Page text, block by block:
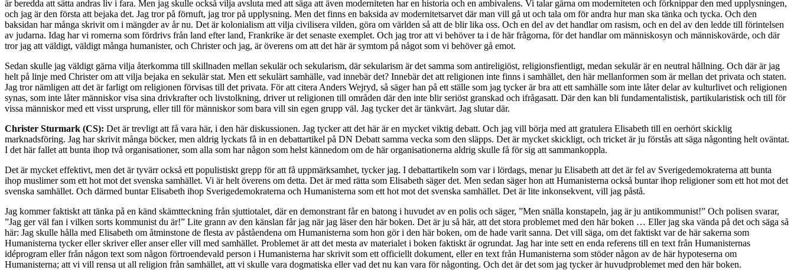
är beredda att sätta andras liv i fara. Men jag skulle också vilja avsluta med att säga att även moderniteten har en historia och en ambivalens. Vi talar gärna om moderniteten och förknippar den med upplysningen,
och jag är den första att bejaka det. Jag tror på förnuft, jag tror på upplysning. Men det finns en baksida av modernitetsarvet där man vill gå ut och tala om för andra hur man ska tänka och tycka. Och den
baksidan har många skrivit om i mängder av år nu. Det är kolonialism att vilja civilisera vilden, göra om världen så att de blir lika oss. Och en del av det handlar om rasism, och en del av den ledde till förintelsen
av judarna. Idag har vi romerna som fördrivs från land efter land, Frankrike är det senaste exemplet. Och jag tror att vi behöver ta i de här frågorna, för det handlar om människosyn och människovärde, och där
tror jag att väldigt, väldigt många humanister, och Christer och jag, är överens om att det här är symtom på något som vi behöver gå emot.
Sedan skulle jag väldigt gärna vilja återkomma till skillnaden mellan sekulär och sekularism, där sekularism är det samma som antireligiöst, religionsfientligt, medan sekulär är en neutral hållning. Och där är jag
helt på linje med Christer om att vilja bejaka en sekulär stat. Men ett sekulärt samhälle, vad innebär det? Innebär det att religionen inte finns i samhället, den här mellanformen som är mellan det privata och staten.
Jag tror nämligen att det är farligt om religionen förvisas till det privata. För att citera Anders Wejryd, så säger han på ett ställe som jag tycker är bra att ett samhälle som inte låter delar av kulturlivet och religionen
synas, som inte låter människor visa sina drivkrafter och livstolkning, driver ut religionen till områden där den inte blir seriöst granskad och ifrågasatt. Där den kan bli fundamentalistisk, partikularistisk och till för
vissa människor med ett visst ursprung, eller till för människor som bara vill sin egen grupp väl. Jag tycker det är tänkvärt. Jag slutar där.
Christer Sturmark (CS): Det är trevligt att få vara här, i den här diskussionen. Jag tycker att det här är en mycket viktig debatt. Och jag vill börja med att gratulera Elisabeth till en oerhört skicklig
marknadsföring. Jag har skrivit många böcker, men aldrig lyckats få in en debattartikel på DN Debatt samma vecka som den släpps. Det är mycket skickligt, och tricket är ju förstås att säga någonting helt oväntat.
I det här fallet att bunta ihop två organisationer, som alla som har någon som helst kännedom om de här organisationerna aldrig skulle få för sig att sammankoppla.
Det är mycket effektivt, men det är tyvärr också ett populistiskt grepp för att få uppmärksamhet, tycker jag. I debattartikeln som var i lördags, menar ju Elisabeth att det är fel av Sverigedemokraterna att bunta
ihop muslimer som ett hot mot det svenska samhället. Vi är helt överens om detta. Det är med rätta som Elisabeth säger det. Men sedan säger hon att Humanisterna också buntar ihop religioner som ett hot mot det
svenska samhället. Och därmed buntar Elisabeth ihop Sverigedemokraterna och Humanisterna som ett hot mot det svenska samhället. Det är lite inkonsekvent, vill jag påstå.
Jag kommer faktiskt att tänka på en känd skämtteckning från sjuttiotalet, där en demonstrant får en batong i huvudet av en polis och säger, ”Men snälla konstapeln, jag är ju antikommunist!” Och polisen svarar,
”Jag ger väl fan i vilken sorts kommunist du är!” Lite grann av den känslan får jag när jag läser den här boken. Det är ju så här, att det stora problemet med den här boken … Eller jag ska vända på det och säga så
här: Jag skulle hålla med Elisabeth om åtminstone de flesta av påståendena om Humanisterna som hon gör i den här boken, om de hade varit sanna. Det vill säga, om det faktiskt var de här sakerna som
Humanisterna tycker eller skriver eller anser eller vill med samhället. Problemet är att det mesta av materialet i boken faktiskt är ogrundat. Jag har inte sett en enda referens till en text från Humanisternas
idéprogram eller från någon text som någon förtroendevald person i Humanisterna har skrivit som ett officiellt dokument, eller en text från Humanisterna som stöder någon av de här hypoteserna om
Humanisterna; att vi vill rensa ut all religion från samhället, att vi skulle vara dogmatiska eller vad det nu kan vara för någonting. Och det är det som jag tycker är huvudproblemet med den här boken.